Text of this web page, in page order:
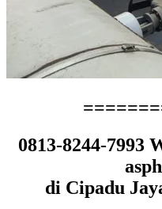
0813-8244-7993
di Cipadu